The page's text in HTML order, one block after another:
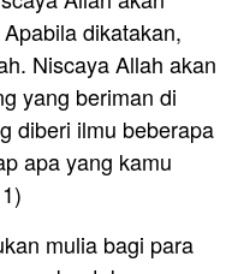
dikatakan,
Niscaya Allah akan
yang beriman di
diberi ilmu beberapa
apa yang kamu
mulia bagi para